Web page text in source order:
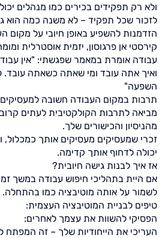
ולא רק תפקידים בכירים כמו מנהלים
לזכור שכל תפקיד – לא משנה כמה הוא
הזדמנות להשפיע באופן חיובי על מקום
קירסטי אן פרגוסון, יזמית אוסטרלית
עבודה אומרת במאמר שפגשתי: "אין
ואיך אתה עובד ומי שאתה כשאתה עובד.
השפעה"
תרבות במקום העבודה חשובה
מביאה לתרבות הקולקטיבית לעתים
מהניסיון והכישורים שלך.
זכרי שמעסיקים מעסיקים אותך כמכלול,
יכולה לדחוף אותך קדימה.
אז איך לבנות גישה חיובית?
אם היית בתהליכי חיפוש עבודה במשך
לשמור על אותה מוטיבציה כמו
טיפים לבניית המוטיבציה העצמית:
הפסיקי להשוות את עצמך לאחרים:
העריכי את הייחודיות שלך – זה המפתח